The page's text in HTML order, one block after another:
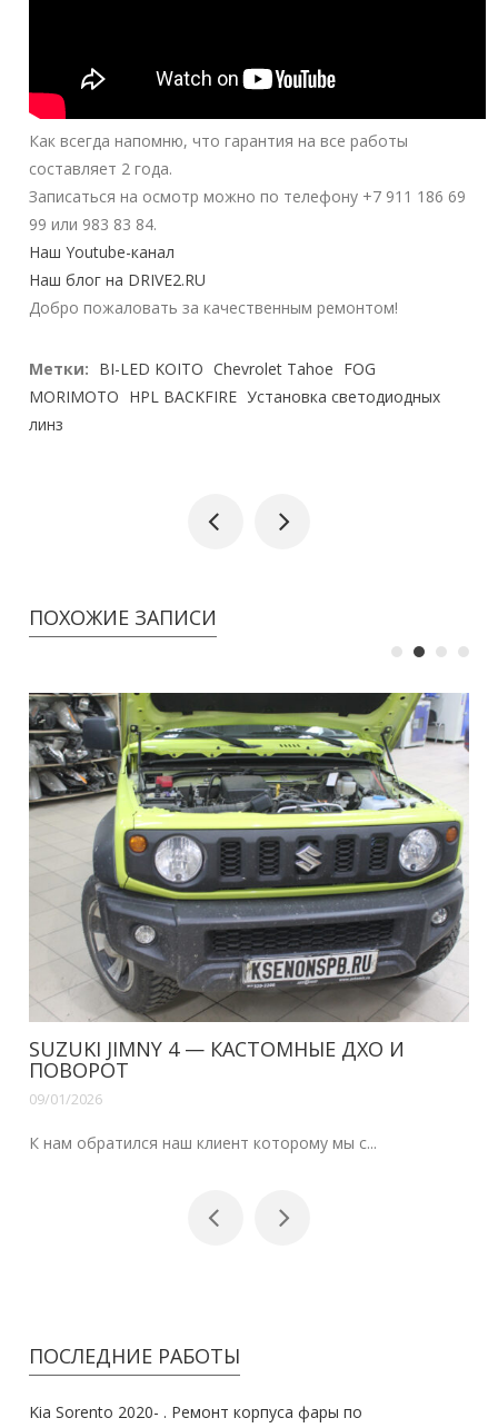
Как всегда напомню, что гарантия на все работы
составляет 2 года.
Записаться на осмотр можно по телефону +7 911 186 69
99 или 983 83 84.
Наш Youtube-канал
Наш блог на DRIVE2.RU
Добро пожаловать за качественным ремонтом!
Метки: BI-LED KOITO Chevrolet Tahoe FOG
MORIMOTO HPL BACKFIRE Установка светодиодных
линз
ПОХОЖИЕ ЗАПИСИ
ДХО И
мы с...
VOLVO XC70, S80 — ДХО В